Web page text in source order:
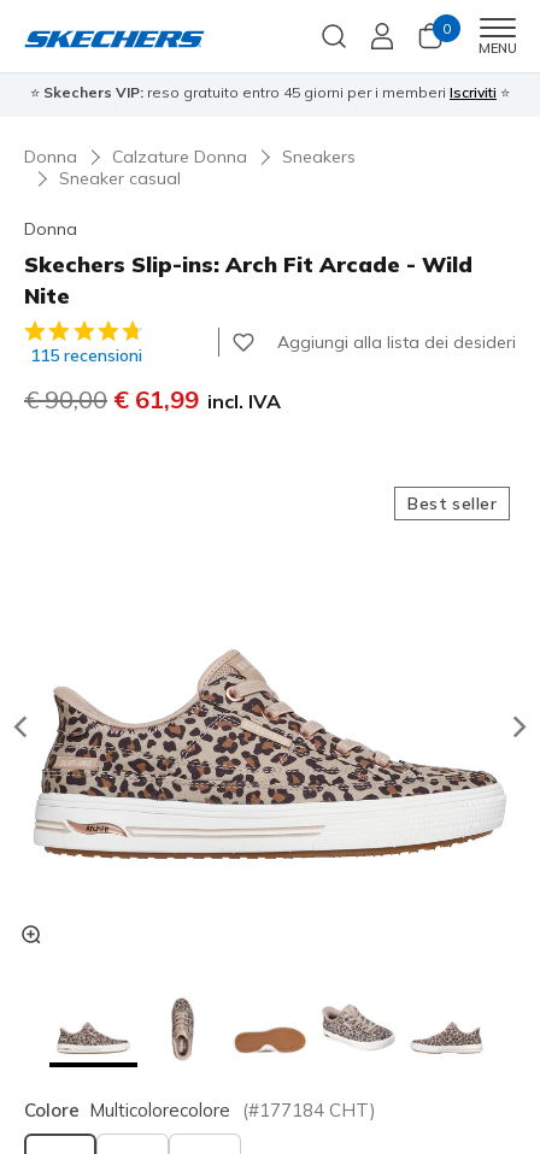
0
MENU
⭐ Skechers VIP: reso gratuito entro 45 giorni per i memberi Iscriviti ⭐
Donna Calzature Donna
Sneakers
Sneaker casual
Donna
Skechers Slip-ins: Arch Fit Arcade - Wild
Nite
Valutazione cliente 5 su 5
115 recensioni
Aggiungi alla lista dei desideri
Prezzo ridotto da
€ 90,00 per
€ 61,99 incl. IVA
Best seller
Colore Multicolorecolore (#177184 CHT)